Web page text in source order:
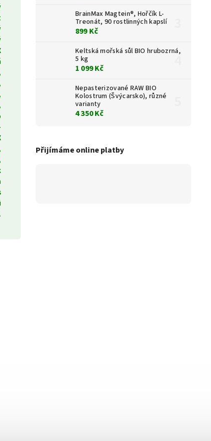
BrainMax Magtein®, Hořčík L-
Treonát, 90 rostlinných kapslí
899 Kč
Keltská mořská sůl BIO hrubozrná,
5 kg
1 099 Kč
Nepasterizované RAW BIO
Kolostrum (Švýcarsko), různé
varianty
4 350 Kč
Přijímáme online platby